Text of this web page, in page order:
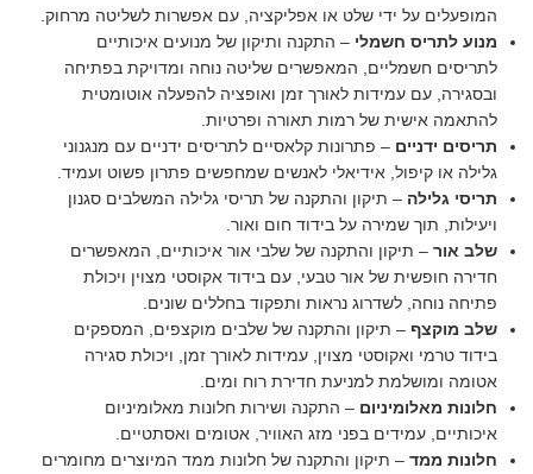
המופעלים על ידי שלט או אפליקציה, עם אפשרות לשליטה מרחוק.
מנוע לתריס חשמלי – התקנה ותיקון של מנועים איכותיים
לתריסים חשמליים, המאפשרים שליטה נוחה ומדויקת בפתיחה
ובסגירה, עם עמידות לאורך זמן ואופציה להפעלה אוטומטית
להתאמה אישית של רמות תאורה ופרטיות.
תריסים ידניים – פתרונות קלאסיים לתריסים ידניים עם מנגנוני
גלילה או קיפול, אידיאלי לאנשים שמחפשים פתרון פשוט ועמיד.
תריסי גלילה – תיקון והתקנה של תריסי גלילה המשלבים סגנון
ויעילות, תוך שמירה על בידוד חום ואור.
שלב אור – תיקון והתקנה של שלבי אור איכותיים, המאפשרים
חדירה חופשית של אור טבעי, עם בידוד אקוסטי מצוין ויכולת
פתיחה נוחה, לשדרוג נראות ותפקוד בחללים שונים.
שלב מוקצף – תיקון והתקנה של שלבים מוקצפים, המספקים
בידוד טרמי ואקוסטי מצוין, עמידות לאורך זמן, ויכולת סגירה
אטומה ומושלמת למניעת חדירת רוח ומים.
חלונות מאלומיניום – התקנה ושירות חלונות מאלומיניום
איכותיים, עמידים בפני מזג האוויר, אטומים ואסתטיים.
חלונות ממד – תיקון והתקנה של חלונות ממד המיוצרים מחומרים